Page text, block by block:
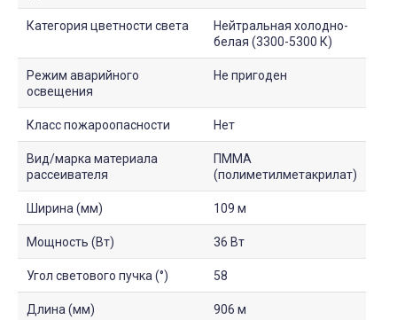
Категория цветности света
Нейтральная холодно-
белая (3300-5300 К)
Режим аварийного
освещения
Не пригоден
Класс пожароопасности Нет
Вид/марка материала
рассеивателя
ПММА
(полиметилметакрилат)
Ширина (мм) 109 м
Мощность (Вт) 36 Вт
Угол светового пучка (°) 58
Длина (мм) 906 м